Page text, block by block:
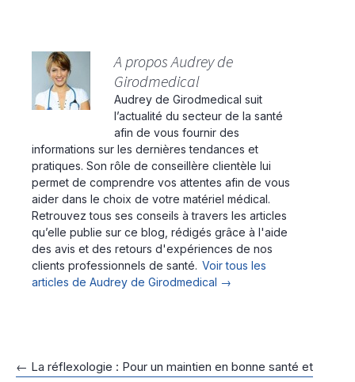
A propos Audrey de
Girodmedical
Audrey de Girodmedical suit
l’actualité du secteur de la santé
afin de vous fournir des
informations sur les dernières tendances et
pratiques. Son rôle de conseillère clientèle lui
permet de comprendre vos attentes afin de vous
aider dans le choix de votre matériel médical.
Retrouvez tous ses conseils à travers les articles
qu’elle publie sur ce blog, rédigés grâce à l'aide
des avis et des retours d'expériences de nos
clients professionnels de santé. Voir tous les
articles de Audrey de Girodmedical →
Navigation
← La réflexologie : Pour un maintien en bonne santé et